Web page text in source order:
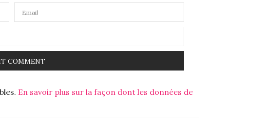
c’est leger. Faudra que j’essaye de la refaire.
En savoir plus sur la façon dont les données de